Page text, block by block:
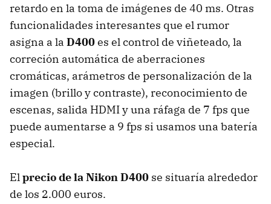
retardo en la toma de imágenes de 40 ms. Otras
funcionalidades interesantes que el rumor
asigna a la D400es el control de viñeteado, la
correción automática de aberraciones
cromáticas, arámetros de personalización de la
imagen (brillo y contraste), reconocimiento de
escenas, salida HDMIy una ráfaga de 7 fps que
puede aumentarse a 9 fps si usamos una batería
especial.
El precio de la Nikon D400 se situaría alrededor
de los 2.000 euros.